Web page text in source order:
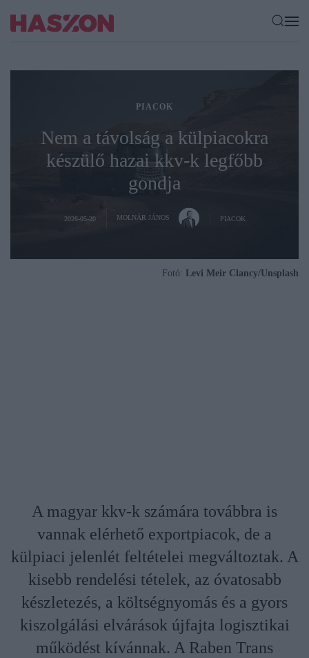
PIACOK
Nem a távolság a külpiacokra
készülő hazai kkv-k legfőbb
gondja
2026-05-20 MOLNÁR JÁNOS PIACOK
Fotó: Levi Meir Clancy/Unsplash
A magyar kkv-k számára továbbra is
vannak elérhető exportpiacok, de a
külpiaci jelenlét feltételei megváltoztak. A
kisebb rendelési tételek, az óvatosabb
készletezés, a költségnyomás és a gyors
kiszolgálási elvárások újfajta logisztikai
működést kívánnak. A Raben Trans